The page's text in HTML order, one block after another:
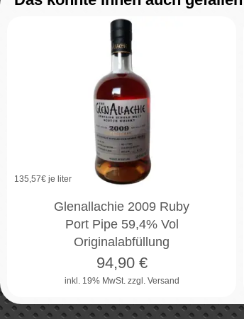
135,57€ je liter
Glenallachie 2009 Ruby
Port Pipe 59,4% Vol
Originalabfüllung
inkl. 19% MwSt. zzgl. Versand
94,90€